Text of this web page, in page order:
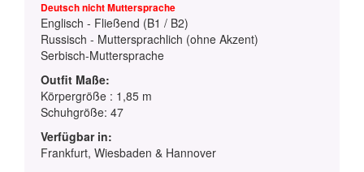
Deutsch nicht Muttersprache
Englisch - Fließend (B1 / B2)
Russisch - Muttersprachlich (ohne Akzent)
Serbisch-Muttersprache
Outfit Maße:
Körpergröße : 1,85 m
Schuhgröße: 47
Verfügbar in:
Frankfurt, Wiesbaden & Hannover